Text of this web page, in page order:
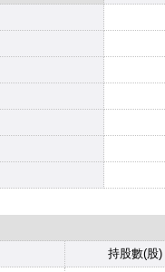
持股數(股)